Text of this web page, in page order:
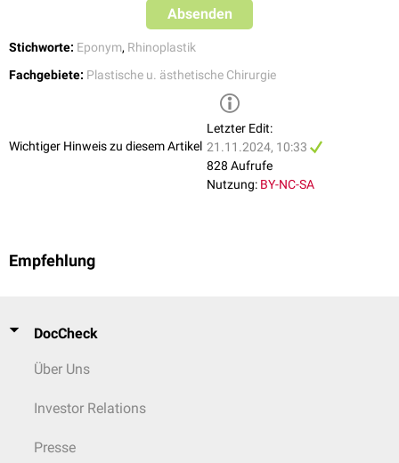
Absenden
Stichworte: Eponym, Rhinoplastik
Fachgebiete: Plastische u. ästhetische Chirurgie
Wichtiger Hinweis zu diesem Artikel
Letzter Edit:
21.11.2024, 10:33
828 Aufrufe
Nutzung: BY-NC-SA
Empfehlung
DocCheck
Über Uns
Investor Relations
Presse